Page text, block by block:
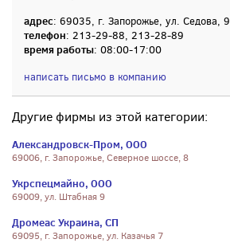
адрес: 69035, г. Запорожье, ул. Седова, 9
телефон: 213-29-88, 213-28-89
время работы: 08:00-17:00
написать письмо в компанию
Другие фирмы из этой категории:
Александровск-Пром, ООО
69006, г. Запорожье, Северное шоссе, 8
Укрспецмайно, ООО
69009, ул. Штабная 9
Дромеас Украина, СП
69095, г. Запорожье, ул. Казачья 7